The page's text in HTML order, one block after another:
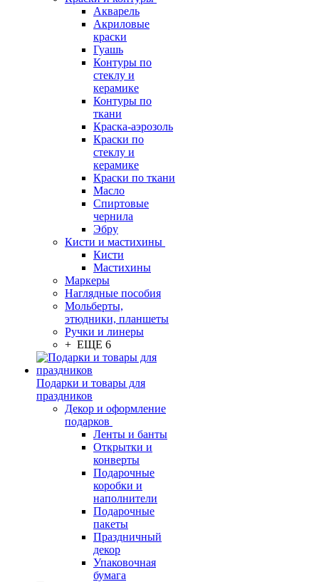
Акварель
Акриловые
краски
Гуашь
Контуры по
стеклу и
керамике
Контуры по
ткани
Краска-аэрозоль
Краски по
стеклу и
керамике
Краски по ткани
Масло
Спиртовые
чернила
Эбру
Кисти и мастихины
Кисти
Мастихины
Маркеры
Наглядные пособия
Мольберты,
этюдники, планшеты
Ручки и линеры
+ ЕЩЕ 6
Подарки и товары для
праздников
Декор и оформление
подарков
Ленты и банты
Открытки и
конверты
Подарочные
коробки и
наполнители
Подарочные
пакеты
Праздничный
декор
Упаковочная
бумага